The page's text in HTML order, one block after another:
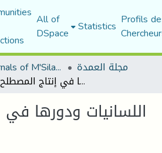
All of
DSpace Statistics Profils
Scientific Journals of M'Sila University مجلة العمدة
اللسانيات ودورها في إنتاج المصطلح النقدي
اللسانيات ودورها